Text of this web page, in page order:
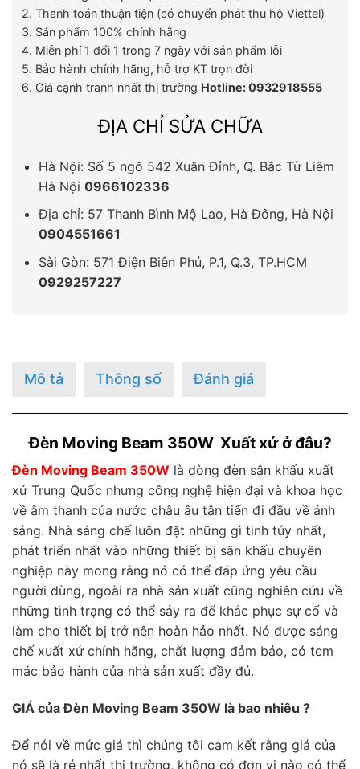
2. Thanh toán thuận tiện (có chuyển phát thu hộ Viettel)
3. Sản phẩm 100% chính hãng
4. Miễn phí 1 đổi 1 trong 7 ngày với sản phẩm lỗi
5. Bảo hành chính hãng, hỗ trợ KT trọn đời
6. Giá cạnh tranh nhất thị trường Hotline: 0932918555
ĐỊA CHỈ SỬA CHỮA
Hà Nội: Số 5 ngõ 542 Xuân Đỉnh, Q. Bắc Từ Liêm
Hà Nội 0966102336
Địa chỉ: 57 Thanh Bình Mộ Lao, Hà Đông, Hà Nội
0904551661
Sài Gòn: 571 Điện Biên Phủ, P.1, Q.3, TP.HCM
0929257227
Mô tả Thông số Đánh giá
Đèn Moving Beam 350W Xuất xứ ở đâu?
Đèn Moving Beam 350W là dòng đèn sân khấu xuất
xứ Trung Quốc nhưng công nghệ hiện đại và khoa học
về âm thanh của nước châu âu tân tiến đi đầu về ánh
sáng. Nhà sáng chế luôn đặt những gì tinh túy nhất,
phát triển nhất vào những thiết bị sân khấu chuyên
nghiệp này mong rằng nó có thể đáp ứng yêu cầu
người dùng, ngoài ra nhà sản xuất cũng nghiên cứu về
những tình trạng có thể sảy ra để khắc phục sự cố và
làm cho thiết bị trở nên hoàn hảo nhất. Nó được sáng
chế xuất xứ chính hãng, chất lượng đảm bảo, có tem
mác bảo hành của nhà sản xuất đầy đủ.
GIÁ của Đèn Moving Beam 350W là bao nhiêu ?
Để nói về mức giá thì chúng tôi cam kết rằng giá của
nó sẽ là rẻ nhất thị trường, không có đơn vị nào có thể